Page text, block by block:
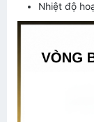
Nhiệt độ